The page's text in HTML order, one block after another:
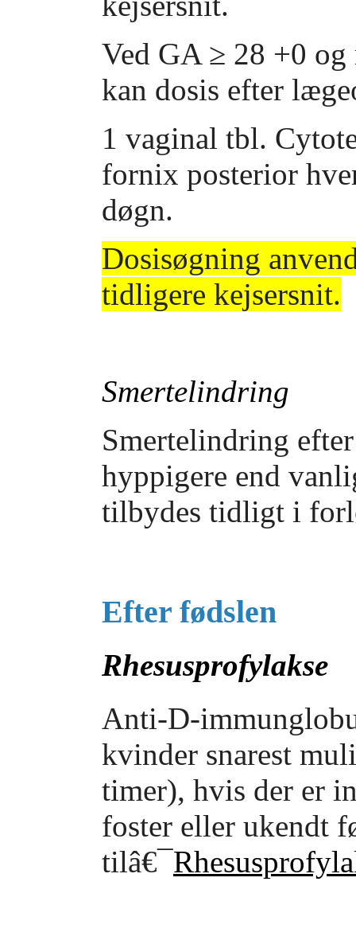
Ved GA ≥ 28 +0 og
kan dosis efter
1 vaginal tbl.
fornix posterior
døgn.
Dosisøgning
tidligere kejsersnit.
Smertelindring
Smertelindring
hyppigere end
tilbydes tidligt i
Efter fødslen
Rhesusprofylakse
Anti-D-
kvinder snarest
timer), hvis der er
foster eller ukendt
tilâ€¯